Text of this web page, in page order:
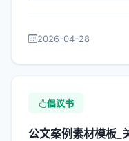
为深入贯彻落实习近平
2026-04-28
倡议书
公文案例素材模板_